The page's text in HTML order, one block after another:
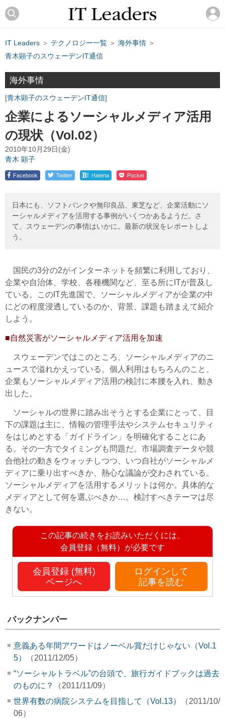
IT Leaders ＞ テクノロジー一覧 ＞ 海外事情 ＞
青木顕子のスウェーデンIT通信
海外事情
青木顕子のスウェーデンIT通信
企業によるソーシャルメディア活用
の現状（Vol.02）
2010年10月29日(金)
青木 顕子
Facebook Twitter ! Hatena Pocket
日本にも、ソフトバンクや無印良品、東芝など、企業活動にソ
ーシャルメディアを活用する事例がいくつかあるようだ。さ
て、スウェーデンの事情はいかに。最新の状況をレポートしよ
う。
国民の3分の2がインターネットを頻繁に利用しており、
企業や自治体、学校、各種機関など、至る所にITが普及し
ている。このIT先進国で、ソーシャルメディアが企業の中
にどの程度浸透しているのか、背景、課題も踏まえて紹介
しよう。
■自然災害がソーシャルメディア活用を加速
スウェーデンではこのところ、ソーシャルメディアのニ
ュースで溢れかえっている。個人利用はもちろんのこと、
企業もソーシャルメディア活用の検討に本腰を入れ、動き
出した。
ソーシャルの世界に踏み出そうとする企業にとって、目
下の課題は主に、情報の管理手法やシステムセキュリティ
をはじめとする「ガイドライン」を明確化することにあ
る。その一方でタイミングも問題だ。市場調査データや競
合他社の動きをウォッチしつつ、いつ自社がソーシャルメ
ディアに乗り出すべきか、熱心な議論が交わされている。
ソーシャルメディアを活用するメリットは何か。具体的な
メディアとして何を選ぶべきか…。検討すべきテーマは尽
きない。
この記事の続きをお読みいただくには、
会員登録（無料）が必要です
会員登録 (無料)
ページへ
ログインして
記事を読む
バックナンバー
意義ある年間アワードはノーベル賞だけじゃない（Vol.1
5）
（2011/12/05）
“ソーシャルトラベル”の台頭で、旅行ガイドブックは過去
のものに？
（2011/11/09）
世界有数の病院システムを目指して（Vol.13）
（2011/10/
06）